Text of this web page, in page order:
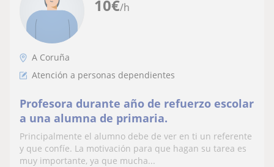
10€/h
A Coruña
Atención a personas dependientes
Profesora durante año de refuerzo escolar
a una alumna de primaria.
Principalmente el alumno debe de ver en ti un referente
y que confíe. La motivación para que hagan su tarea es
muy importante, ya que mucha...